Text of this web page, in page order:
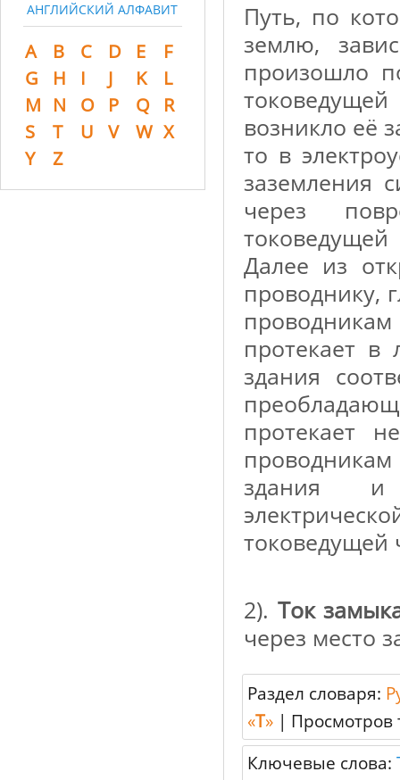
АНГЛИЙСКИЙ АЛФАВИТ
A B C D E
F
G
H I J K
L
M N O P Q
R
S
T U V W X
Y
Z
Путь, по
землю,
произошло
возникло её
то в
заземления
через
Далее из
проводнику,
протекает в
здания
протекает
проводникам
здания и
токоведущей
2). Ток
через место
Раздел словаря:
«Т» | Просмотров
Ключевые слова: